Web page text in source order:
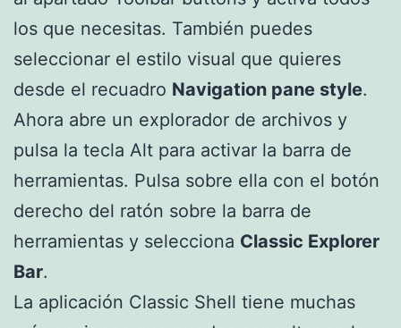
los que necesitas. También puedes
seleccionar el estilo visual que quieres
desde el recuadro Navigation pane style.
Ahora abre un explorador de archivos y
pulsa la tecla Alt para activar la barra de
herramientas. Pulsa sobre ella con el botón
derecho del ratón sobre la barra de
herramientas y selecciona Classic Explorer
Bar.
La aplicación Classic Shell tiene muchas